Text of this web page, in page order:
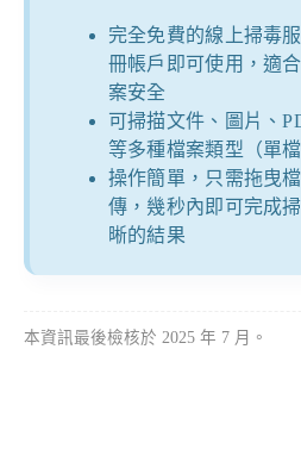
完全免費的線上掃毒
冊帳戶即可使用，適
案安全
可掃描文件、圖片、
等多種檔案類型（單檔
操作簡單，只需拖曳
傳，幾秒內即可完成
晰的結果
本資訊最後檢核於 2025 年 7 月。